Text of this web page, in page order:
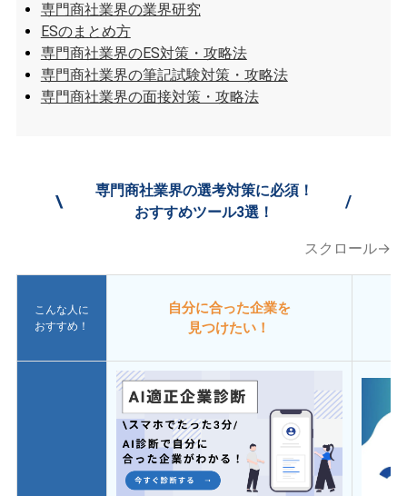
専門商社業界の業界研究
ESのまとめ方
専門商社業界のES対策・攻略法
専門商社業界の筆記試験対策・攻略法
専門商社業界の面接対策・攻略法
\
専門商社業界の選考対策に必須！
おすすめツール3選！
/
スクロール→
こんな人に
おすすめ！
自分に合った企業を
見つけたい！